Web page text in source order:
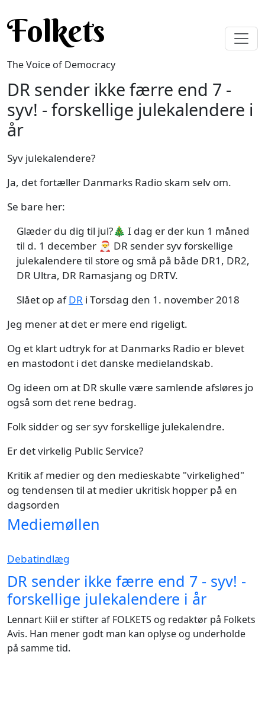
Folkets
The Voice of Democracy
DR sender ikke færre end 7 -
syv! - forskellige julekalendere i
år
Syv julekalendere?
Ja, det fortæller Danmarks Radio skam selv om.
Se bare her:
Glæder du dig til jul?🎄 I dag er der kun 1 måned
til d. 1 december 🎅 DR sender syv forskellige
julekalendere til store og små på både DR1, DR2,
DR Ultra, DR Ramasjang og DRTV.
Slået op afDR i Torsdag den 1. november 2018
Jeg mener at det er mere end rigeligt.
Og et klart udtryk for at Danmarks Radio er blevet
en mastodont i det danske medielandskab.
Og ideen om at DR skulle være samlende afsløres jo
også som det rene bedrag.
Folk sidder og ser syv forskellige julekalendre.
Er det virkelig Public Service?
Kritik af medier og den medieskabte "virkelighed"
og tendensen til at medier ukritisk hopper på en
dagsorden
Mediemøllen
Debatindlæg
DR sender ikke færre end 7 - syv! -
forskellige julekalendere i år
Lennart Kiil er stifter af FOLKETS og redaktør på Folkets
Avis. Han mener godt man kan oplyse og underholde
på samme tid.